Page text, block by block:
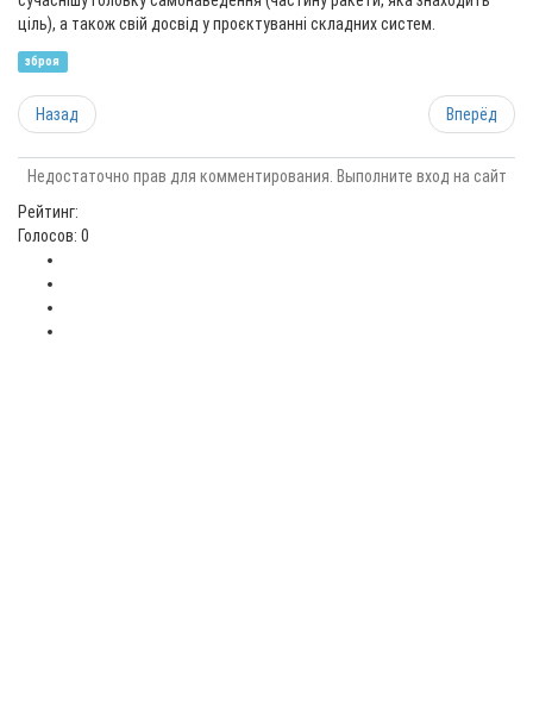
ціль), а також свій досвід у проєктуванні складних систем.
зброя
Назад Вперёд
Недостаточно прав для комментирования. Выполните вход на сайт
Рейтинг:
Голосов: 0